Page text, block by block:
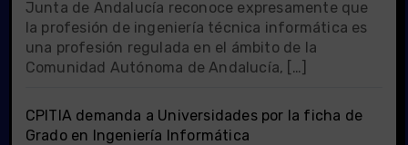
Junta de Andalucía reconoce expresamente que
la profesión de ingeniería técnica informática es
una profesión regulada en el ámbito de la
Comunidad Autónoma de Andalucía, […]
CPITIA demanda a Universidades por la ficha de
Grado en Ingeniería Informática